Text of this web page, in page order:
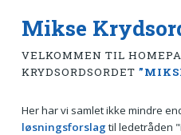
Mikse
VELKOMMEN TIL
KRYDSORDSORDET
Her har vi samlet ikke mindre
løsningsforslag til ledetråden